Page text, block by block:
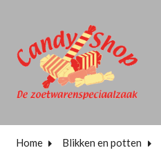
Home Blikken en potten